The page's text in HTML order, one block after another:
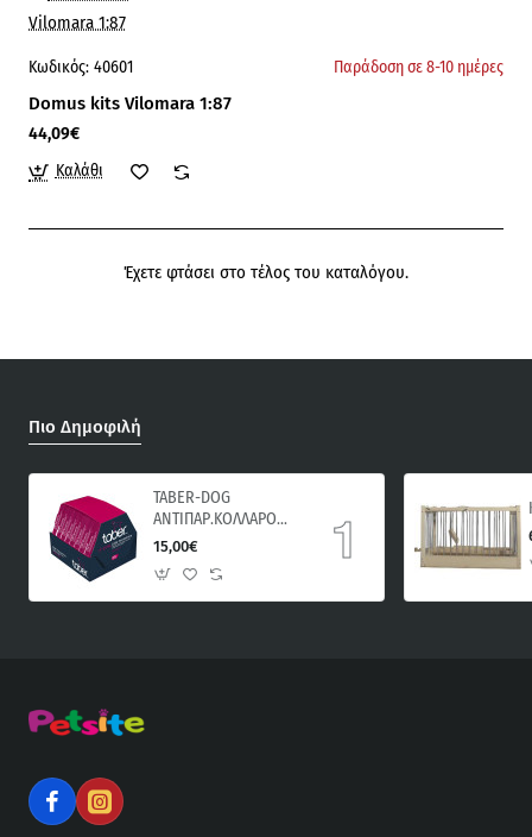
Κωδικός: 40601 Παράδοση σε 8-10 ημέρες
Domus kits Vilomara 1:87
44,09€
Καλάθι
Έχετε φτάσει στο τέλος του καταλόγου.
Πιο Δημοφιλή
TABER-DOG
ΑΝΤΙΠΑΡ.ΚΟΛΛΑΡΟ
ΣΚΥΛΟΥ 60cm
15,00€